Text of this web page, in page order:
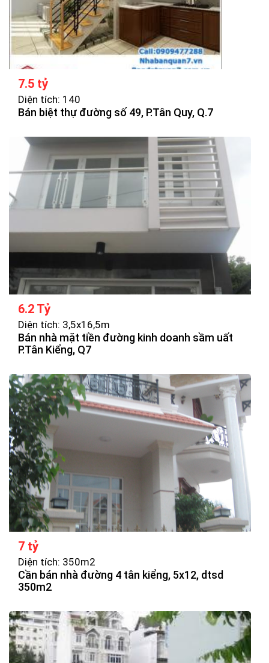
7.5 tỷ
Diện tích: 140
Bán biệt thự đường số 49, P.Tân Quy, Q.7
6.2 Tỷ
Diện tích: 3,5x16,5m
Bán nhà mặt tiền đường kinh doanh sầm uất
P.Tân Kiểng, Q7
7 tỷ
Diện tích: 350m2
Cần bán nhà đường 4 tân kiểng, 5x12, dtsd
350m2